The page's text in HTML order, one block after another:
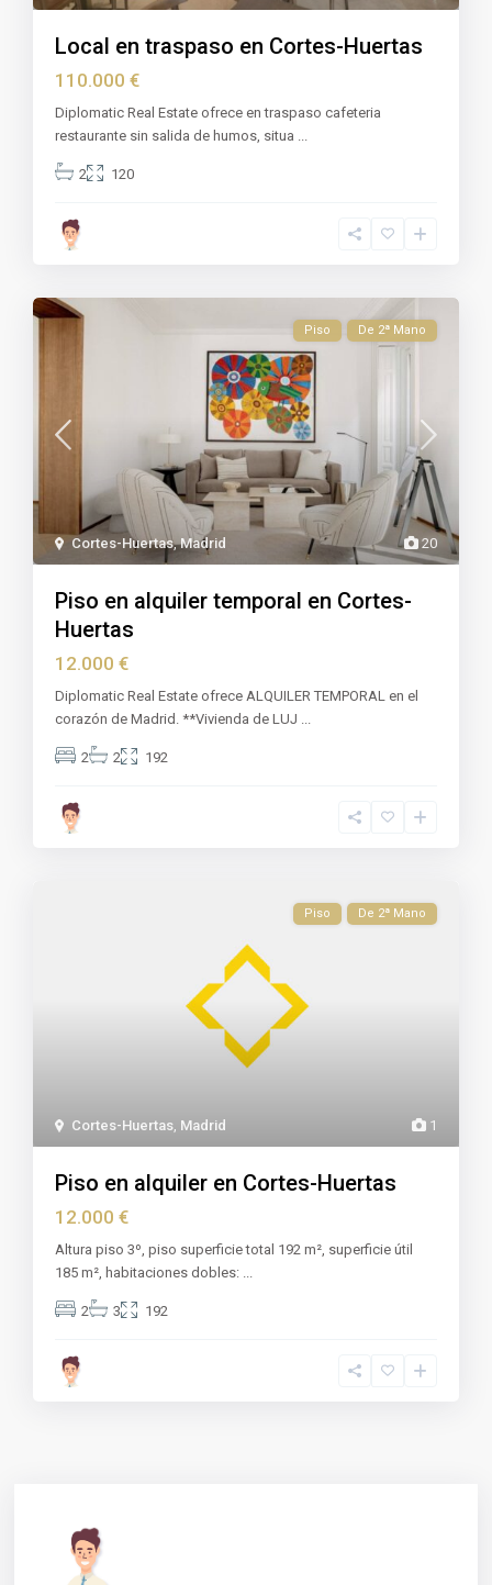
Local en traspaso en Cortes-Huertas
110.000 €
Diplomatic Real Estate ofrece en traspaso cafeteria
restaurante sin salida de humos, situa ...
2 120
20
Cortes-Huertas,Madrid
Piso De 2ª Mano
Piso en alquiler temporal en Cortes-
Huertas
12.000 €
Diplomatic Real Estate ofrece ALQUILER TEMPORAL en el
corazón de Madrid. **Vivienda de LUJ
2 2 192
1
Cortes-Huertas Madrid
Piso De 2ª Mano
Piso en alquiler en Cortes-Huertas
12.000 €
Altura piso 3º, piso superficie total 192 m², superficie útil
185 m², habitaciones dobles:
2 3 192